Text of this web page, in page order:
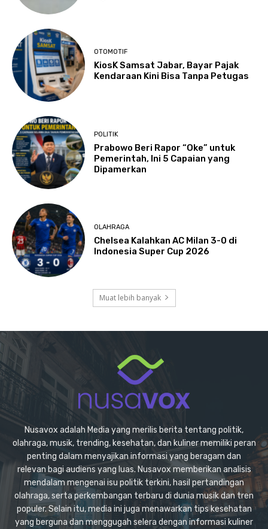
OTOMOTIF
KiosK Samsat Jabar, Bayar Pajak
Kendaraan Kini Bisa Tanpa Petugas
POLITIK
Prabowo Beri Rapor “Oke” untuk
Pemerintah, Ini 5 Capaian yang
Dipamerkan
OLAHRAGA
Chelsea Kalahkan AC Milan 3-0 di
Indonesia Super Cup 2026
Muat lebih banyak
Nusavox adalah Media yang merilis berita tentang politik,
olahraga, musik, trending, kesehatan, dan kuliner memiliki peran
penting dalam menyajikan informasi yang beragam dan
relevan bagi audiens yang luas. Nusavox memberikan analisis
mendalam mengenai isu politik terkini, hasil pertandingan
olahraga, serta perkembangan terbaru di dunia musik dan tren
populer. Selain itu, media ini juga menawarkan tips kesehatan
yang berguna dan menggugah selera dengan informasi kuliner